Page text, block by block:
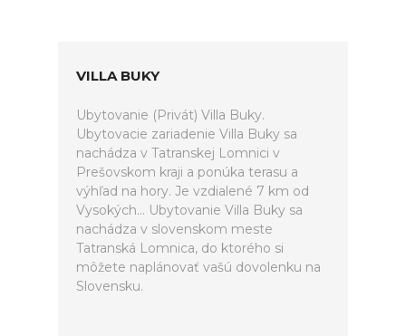
VILLA BUKY
Ubytovanie (Privát) Villa Buky.
Ubytovacie zariadenie Villa Buky sa
nachádza v Tatranskej Lomnici v
Prešovskom kraji a ponúka terasu a
výhľad na hory. Je vzdialené 7 km od
Vysokých... Ubytovanie Villa Buky sa
nachádza v slovenskom meste
Tatranská Lomnica, do ktorého si
môžete naplánovať vašú dovolenku na
Slovensku.